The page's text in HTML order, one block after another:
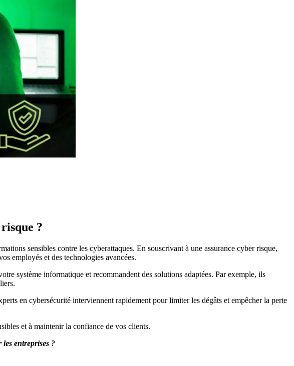
?
sensibles contre les cyberattaques. En souscrivant à une assurance cyber risque,
employés et des technologies avancées.
système informatique et recommandent des solutions adaptées. Par exemple, ils
en cybersécurité interviennent rapidement pour limiter les dégâts et empêcher la perte
et à maintenir la confiance de vos clients.
entreprises ?